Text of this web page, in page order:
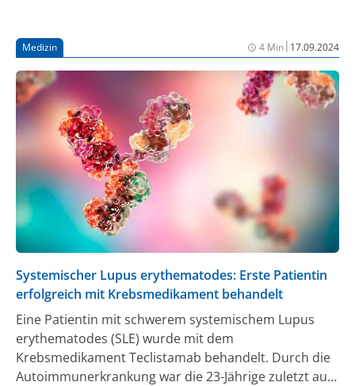
zugelassen.
Medizin 4 Min| 17.09.2024
Systemischer Lupus erythematodes: Erste Patientin
erfolgreich mit Krebsmedikament behandelt
Eine Patientin mit schwerem systemischem Lupus
erythematodes (SLE) wurde mit dem
Krebsmedikament Teclistamab behandelt. Durch die
Autoimmunerkrankung war die 23-Jährige zuletzt auf